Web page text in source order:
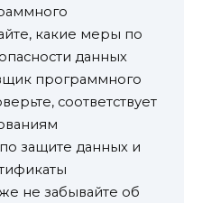
какие меры по
данных
программного
соответствует
защите данных и
не забывайте об